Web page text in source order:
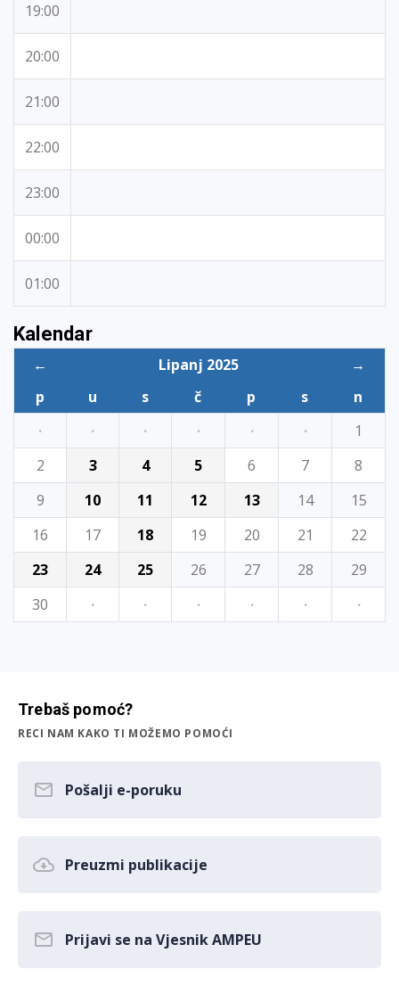
19:00
20:00
21:00
22:00
23:00
00:00
01:00
Kalendar
← Lipanj 2025
→
p
u s č p s
n
·
· · · · ·
1
2
3 4 5 6 7
8
9
10 11 12 13 14
15
16
17 18 19 20 21
22
23
24 25 26 27 28
29
30
· · · · · ·
Trebaš pomoć?
RECI NAM KAKO TI MOŽEMO POMOĆI
Pošalji e-poruku
Preuzmi publikacije
Prijavi se na Vjesnik AMPEU